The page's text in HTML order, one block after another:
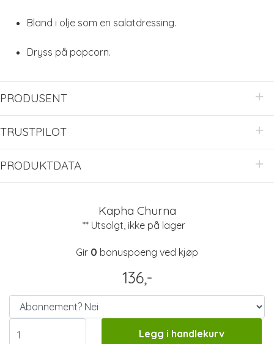
Bland i olje som en salatdressing.
Dryss på popcorn.
PRODUSENT
TRUSTPILOT
PRODUKTDATA
Kapha Churna
** Utsolgt, ikke på lager
Gir 0 bonuspoeng ved kjøp
136,-
Legg i handlekurv